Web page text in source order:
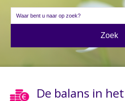
De balans in